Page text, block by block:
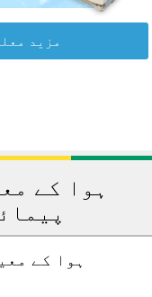
مزید
ہوا کے
ہوا کے